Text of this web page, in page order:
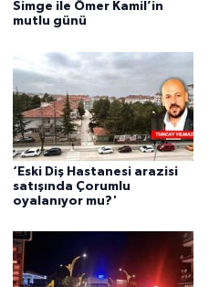
Simge ile Ömer Kamil’in
mutlu günü
‘Eski Diş Hastanesi arazisi
satışında Çorumlu
oyalanıyor mu?'